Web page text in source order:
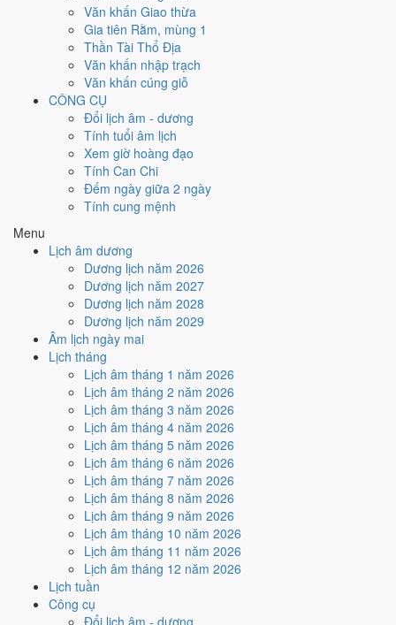
Văn khấn Giao thừa
Gia tiên Rằm, mùng 1
Thần Tài Thổ Địa
Văn khấn nhập trạch
Văn khấn cúng giỗ
CÔNG CỤ
Đổi lịch âm - dương
Tính tuổi âm lịch
Xem giờ hoàng đạo
Tính Can Chi
Đếm ngày giữa 2 ngày
Tính cung mệnh
Menu
Lịch âm dương
Dương lịch năm 2026
Dương lịch năm 2027
Dương lịch năm 2028
Dương lịch năm 2029
Âm lịch ngày mai
Lịch tháng
Lịch âm tháng 1 năm 2026
Lịch âm tháng 2 năm 2026
Lịch âm tháng 3 năm 2026
Lịch âm tháng 4 năm 2026
Lịch âm tháng 5 năm 2026
Lịch âm tháng 6 năm 2026
Lịch âm tháng 7 năm 2026
Lịch âm tháng 8 năm 2026
Lịch âm tháng 9 năm 2026
Lịch âm tháng 10 năm 2026
Lịch âm tháng 11 năm 2026
Lịch âm tháng 12 năm 2026
Lịch tuần
Công cụ
Đổi lịch âm - dương
Cưới hỏi - đính hôn hôm nay ở
Hoàng Đạo.
Cách tính ngày tốt
Khai trương - mở cửa hàng
6 /10Tốt
Khai trương - mở cửa hàng hôm nay ở
Ngày Hoàng Đạo .
Cách tính ngày tốt
Ký hợp đồng - giao ước
Trung bình
Ký hợp đồng - giao ước hôm nay ở
hợp
Cách tính ngày tốt
Động thổ - khởi công
Trung bình
Động thổ - khởi công hôm nay ở
hợp
Ngày Hoàng Đạo, nhưng Trực Nguy kéo giảm điểm.
Cách tính ngày tốt
Nhập trạch - vào nhà mới
Tốt
Nhập trạch - vào nhà mới hôm nay ở
Ngày Hoàng Đạo.
Cách tính ngày tốt
Mua xe - tậu xe
Trung bình
Mua xe - tậu xe hôm nay ởmức trung bình (4/10)
Ngày Hoàng Đạo, nhưng Trực Nguy kéo giảm điểm.
Cách tính ngày tốt
Xuất hành - đi xa
6
/10Tốt
Xuất hành - đi xa hôm nay ở
Hoàng Đạo